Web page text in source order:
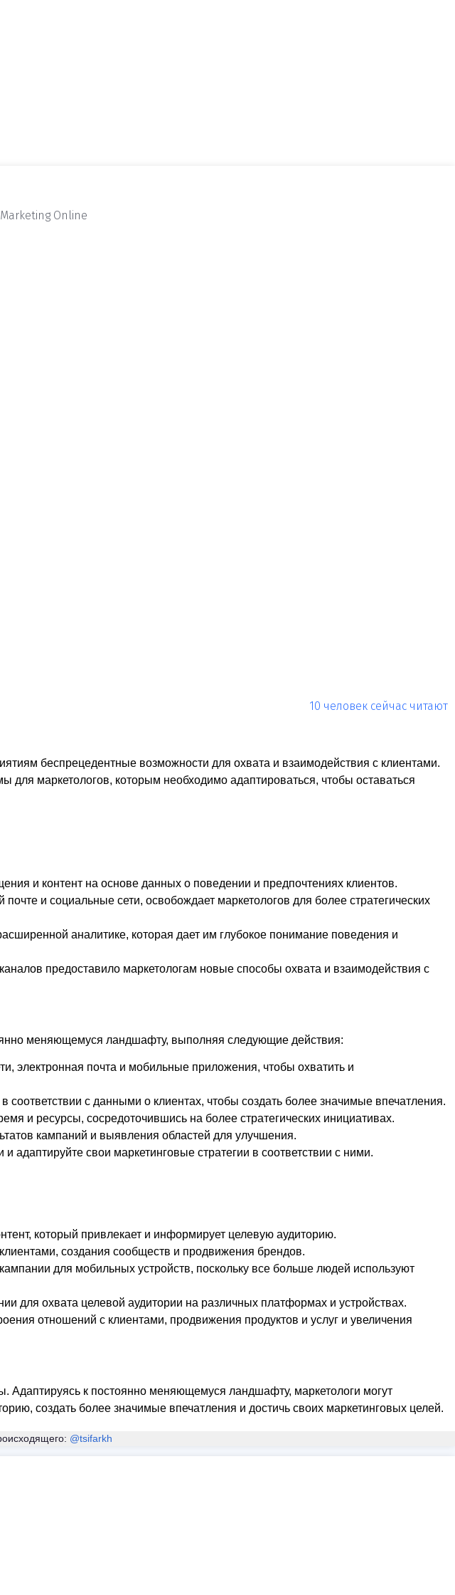
10 человек сейчас читают
беспрецедентные возможности для охвата и взаимодействия с клиентами.
маркетологов, которым необходимо адаптироваться, чтобы оставаться
и контент на основе данных о поведении и предпочтениях клиентов.
и социальные сети, освобождает маркетологов для более стратегических
аналитике, которая дает им глубокое понимание поведения и
предоставило маркетологам новые способы охвата и взаимодействия с
меняющемуся ландшафту, выполняя следующие действия:
электронная почта и мобильные приложения, чтобы охватить и
с данными о клиентах, чтобы создать более значимые впечатления.
и ресурсы, сосредоточившись на более стратегических инициативах.
кампаний и выявления областей для улучшения.
свои маркетинговые стратегии в соответствии с ними.
который привлекает и информирует целевую аудиторию.
создания сообществ и продвижения брендов.
для мобильных устройств, поскольку все больше людей используют
охвата целевой аудитории на различных платформах и устройствах.
отношений с клиентами, продвижения продуктов и услуг и увеличения
Адаптируясь к постоянно меняющемуся ландшафту, маркетологи могут
создать более значимые впечатления и достичь своих маркетинговых целей.
@tsifarkh